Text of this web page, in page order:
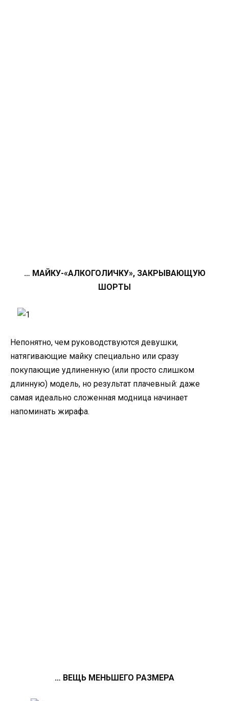
… МАЙКУ-«АЛКОГОЛИЧКУ», ЗАКРЫВАЮЩУЮ
ШОРТЫ
Непонятно, чем руководствуются девушки,
натягивающие майку специально или сразу
покупающие удлиненную (или просто слишком
длинную) модель, но результат плачевный: даже
самая идеально сложенная модница начинает
напоминать жирафа.
… ВЕЩЬ МЕНЬШЕГО РАЗМЕРА